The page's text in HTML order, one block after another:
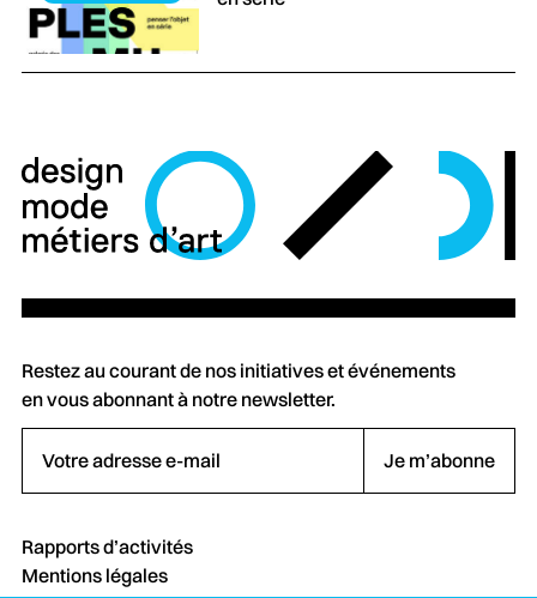
Restez au courant de nos initiatives et événements
en vous abonnant à notre newsletter.
Je m’abonne
Rapports d’activités
Mentions légales